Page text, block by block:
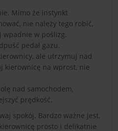
Mimo że instynkt
nie należy tego robić,
wpadnie w poślizg.
pedał gazu.
ale utrzymuj nad
kierownicę na wprost, nie
nad samochodem,
prędkość.
spokój. Bardzo ważne jest,
prosto i delikatnie